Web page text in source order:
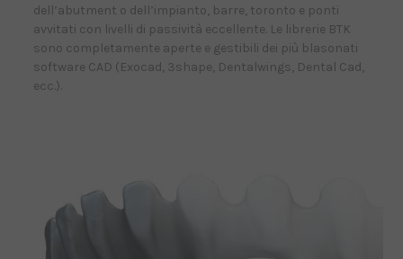
dell’abutment o dell’impianto, barre, toronto e ponti
avvitati con livelli di passività eccellente. Le librerie BTK
sono completamente aperte e gestibili dei più blasonati
software CAD (Exocad, 3shape, Dentalwings, Dental Cad,
ecc.).